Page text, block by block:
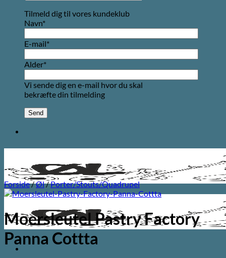
Tilmeld dig til vores kundeklub
Navn*
E-mail*
Alder*
Vi sende dig en e-mail hvor du skal
bekræfte din tilmelding
Forside/Øl/Porter/Stouts/Quadrupel
Moersleutel Pastry Factory
Panna Cottta